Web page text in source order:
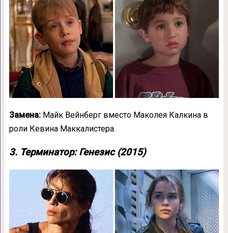
Замена:Майк Вейнберг вместо Маколея Калкина в
роли Кевина Маккалистера.
3. Терминатор: Генезис (2015)